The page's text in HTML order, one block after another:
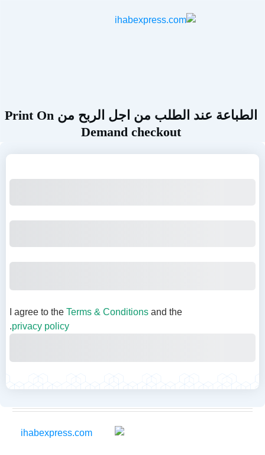
الطباعة عند الطلب من اجل الربح من Print On
Demand checkout
I agree to theTerms & Conditionsand the
privacy policy
.